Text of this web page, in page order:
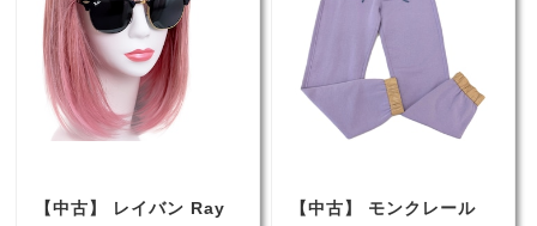
【中古】 レイバン Ray
【中古】 モンクレール